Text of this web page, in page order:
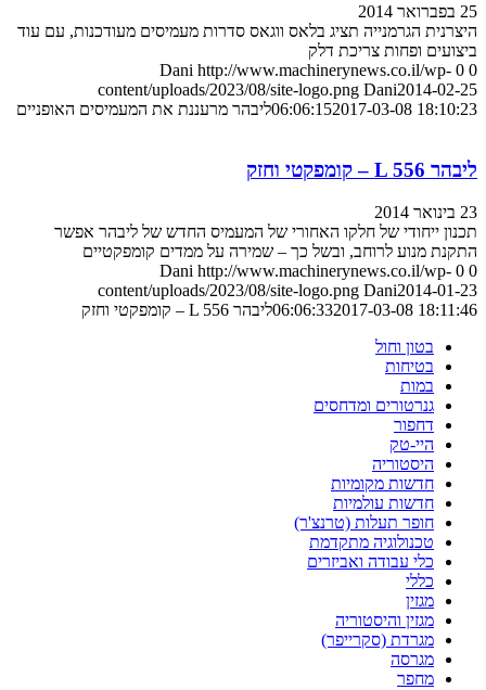
25 בפברואר 2014
היצרנית הגרמנייה תציג בלאס ווגאס סדרות מעמיסים מעודכנות, עם עוד
ביצועים ופחות צריכת דלק
0
0
Dani http://www.machinerynews.co.il/wp-
content/uploads/2023/08/site-logo.png Dani2014-02-25
06:06:152017-03-08 18:10:23 ליבהר מרעננת את המעמיסים האופניים
ליבהר L 556 – קומפקטי וחזק
23 בינואר 2014
תכנון ייחודי של חלקו האחורי של המעמיס החדש של ליבהר אפשר
התקנת מנוע לרוחב, ובשל כך – שמירה על ממדים קומפקטיים
0
0
Dani http://www.machinerynews.co.il/wp-
content/uploads/2023/08/site-logo.png Dani2014-01-23
06:06:332017-03-08 18:11:46
ליבהר L 556 – קומפקטי וחזק
בטון וחול
בטיחות
במות
גנרטורים ומדחסים
דחפור
היי-טק
היסטוריה
חדשות מקומיות
חדשות עולמיות
חופר תעלות (טרנצ'ר)
טכנולוגיה מתקדמת
כלי עבודה ואביזרים
כללי
מגזין
מגזין והיסטוריה
מגרדת (סקרייפר)
מגרסה
מחפר